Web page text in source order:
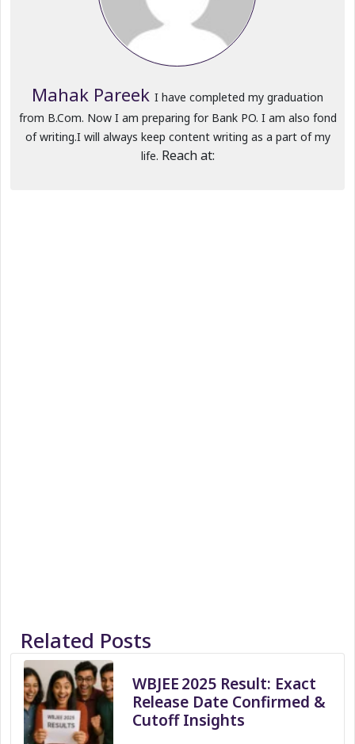
Mahak Pareek I have completed my graduation
from B.Com. Now I am preparing for Bank PO. I am also fond
of writing.I will always keep content writing as a part of my
life. Reach at:
Related Posts
WBJEE 2025 Result: Exact
Release Date Confirmed &
Cutoff Insights